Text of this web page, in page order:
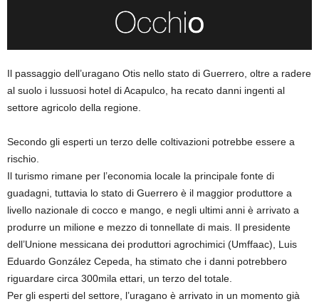
Il passaggio dell’uragano Otis nello stato di Guerrero, oltre a radere
al suolo i lussuosi hotel di Acapulco, ha recato danni ingenti al
settore agricolo della regione.
Secondo gli esperti un terzo delle coltivazioni potrebbe essere a
rischio.
Il turismo rimane per l’economia locale la principale fonte di
guadagni, tuttavia lo stato di Guerrero è il maggior produttore a
livello nazionale di cocco e mango, e negli ultimi anni è arrivato a
produrre un milione e mezzo di tonnellate di mais. Il presidente
dell’Unione messicana dei produttori agrochimici (Umffaac), Luis
Eduardo González Cepeda, ha stimato che i danni potrebbero
riguardare circa 300mila ettari, un terzo del totale.
Per gli esperti del settore, l’uragano è arrivato in un momento già